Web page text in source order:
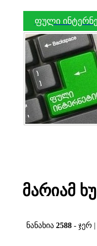
ფული
მარიამ
ნანახია 2588 - ჯერ |